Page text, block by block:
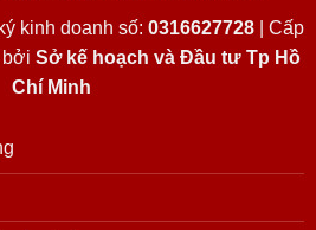
kinh doanh số: 0316627728| Cấp
Sở kế hoạch và Đầu tư Tp Hồ
Chí Minh